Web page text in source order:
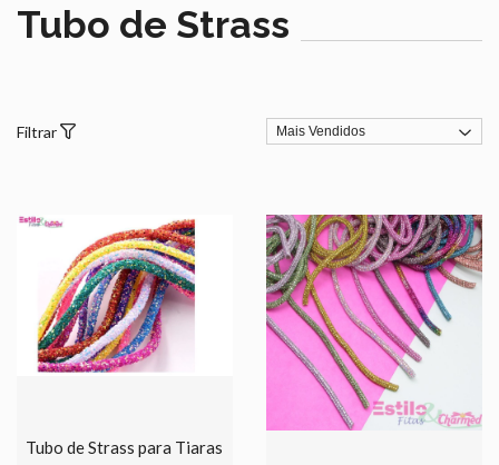
Tubo de Strass
Filtrar
Tubo de Strass para Tiaras